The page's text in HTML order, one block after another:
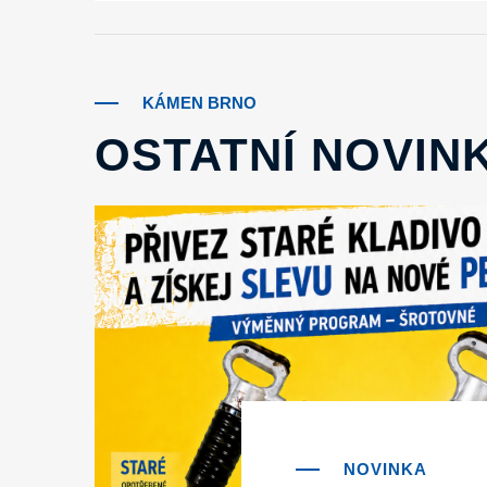
KÁMEN BRNO
OSTATNÍ